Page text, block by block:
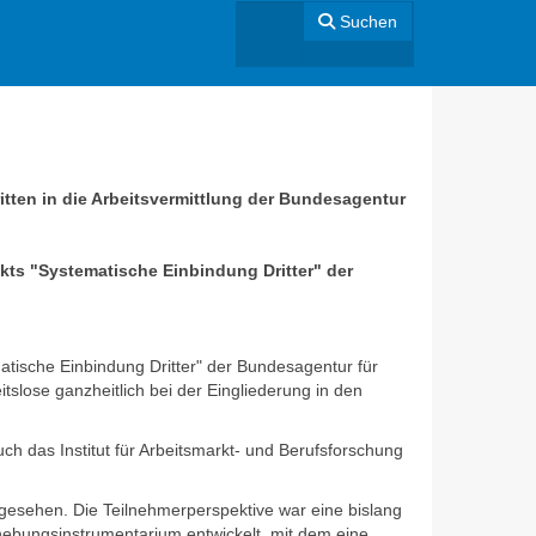
Suchen
in die Arbeitsvermittlung der Bundesagentur
"Systematische Einbindung Dritter" der
Einbindung Dritter" der Bundesagentur für
ganzheitlich bei der Eingliederung in den
das Institut für Arbeitsmarkt- und Berufsforschung
Die Teilnehmerperspektive war eine bislang